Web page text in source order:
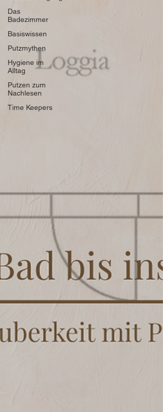
Das
Badezimmer
Basiswissen
Putzmythen
Hygiene im
Alltag
Putzen zum
Nachlesen
Time Keepers